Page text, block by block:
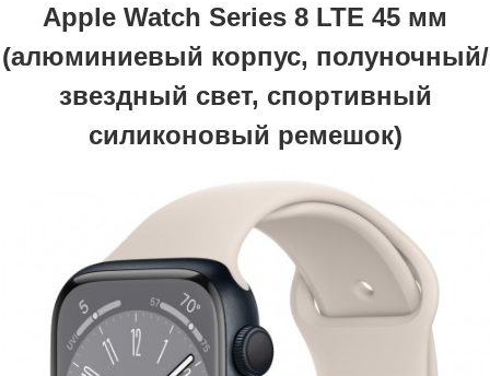
Apple Watch Series 8 LTE 45 мм
(алюминиевый корпус, полуночный/
звездный свет, спортивный
силиконовый ремешок)